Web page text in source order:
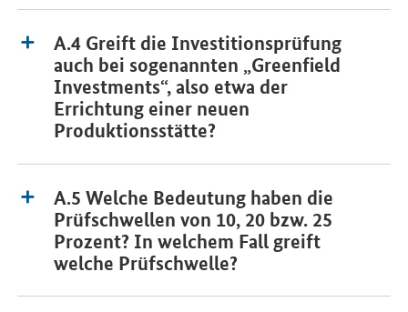
A.4 Greift die Investitionsprüfung
auch bei sogenannten „Greenfield
Investments“, also etwa der
Errichtung einer neuen
Produktionsstätte?
A.5 Welche Bedeutung haben die
Prüfschwellen von 10, 20 bzw. 25
Prozent? In welchem Fall greift
welche Prüfschwelle?